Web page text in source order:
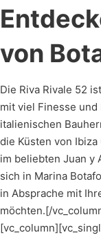
von
Die Riva Rivale 52
mit viel Finesse
italienischen
die Küsten von
im beliebten Juan y
sich in Marina
in Absprache mit
möchten.[/